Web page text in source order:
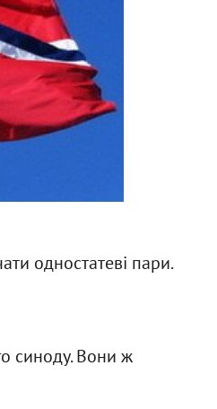
одностатеві пари.
синоду. Вони ж